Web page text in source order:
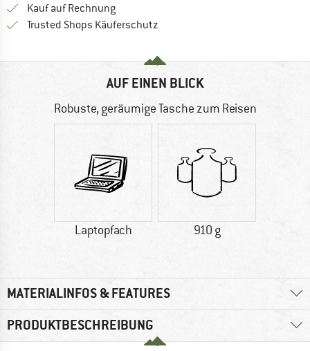
Kauf auf RechnungFinde die Zahlungs-Infos hier! Öffnet
Trusted Shops Käuferschutz
AUF EINEN BLICK
Robuste, geräumige Tasche zum Reisen
Laptopfach 910 g
MATERIALINFOS & FEATURES
PRODUKTBESCHREIBUNG